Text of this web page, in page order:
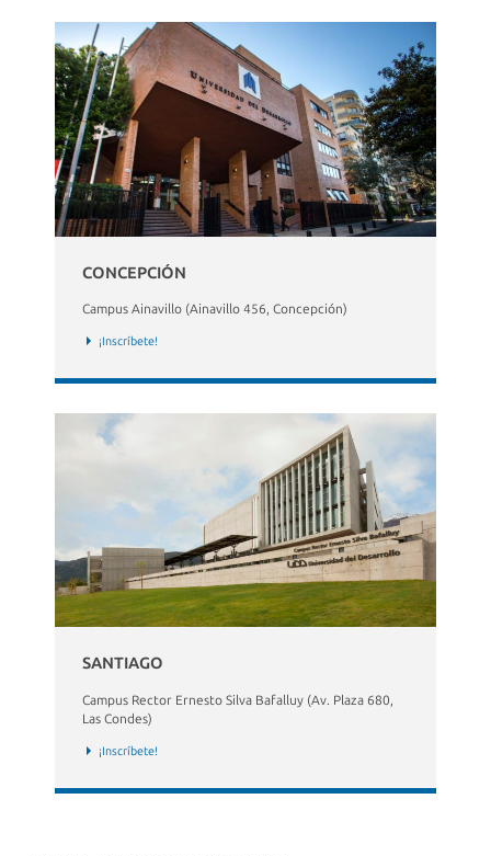
CONCEPCIÓN
Campus Ainavillo (Ainavillo 456, Concepción)
¡Inscríbete!
SANTIAGO
Campus Rector Ernesto Silva Bafalluy (Av. Plaza 680,
Las Condes)
¡Inscríbete!